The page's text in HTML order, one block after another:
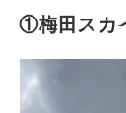
①梅田スカ